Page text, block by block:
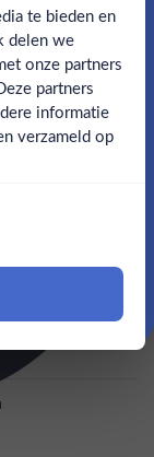
hart voor de
te bieden en
delen we
onze partners
partners
informatie
verzameld op